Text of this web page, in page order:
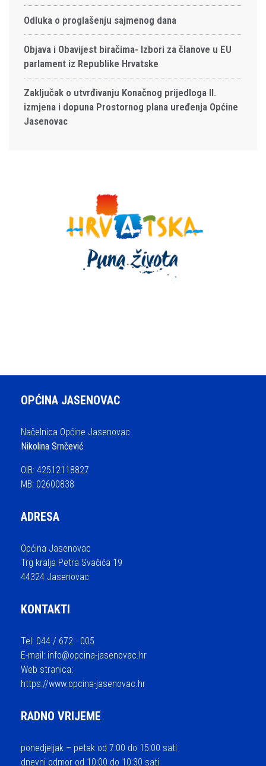
Odluka o proglašenju sajmenog dana
Objava i Obavijest biračima- Izbori za članove u EU
parlament iz Republike Hrvatske
Zaključak o utvrđivanju Konačnog prijedloga II.
izmjena i dopuna Prostornog plana uređenja Općine
Jasenovac
OPĆINA JASENOVAC
Načelnica Općine Jasenovac
Nikolina Srnčević
OIB: 42512118827
MB: 02600838
ADRESA
Općina Jasenovac
Trg kralja Petra Svačića 19
44324 Jasenovac
KONTAKTI
Tel: 044 / 672 - 005
E-mail: info@opcina-jasenovac.hr
Web stranica:
https://www.opcina-jasenovac.hr
RADNO VRIJEME
ponedjeljak – petak od 7:00 do 15:00 sati
dnevni odmor od 10:00 do 10:30 sati